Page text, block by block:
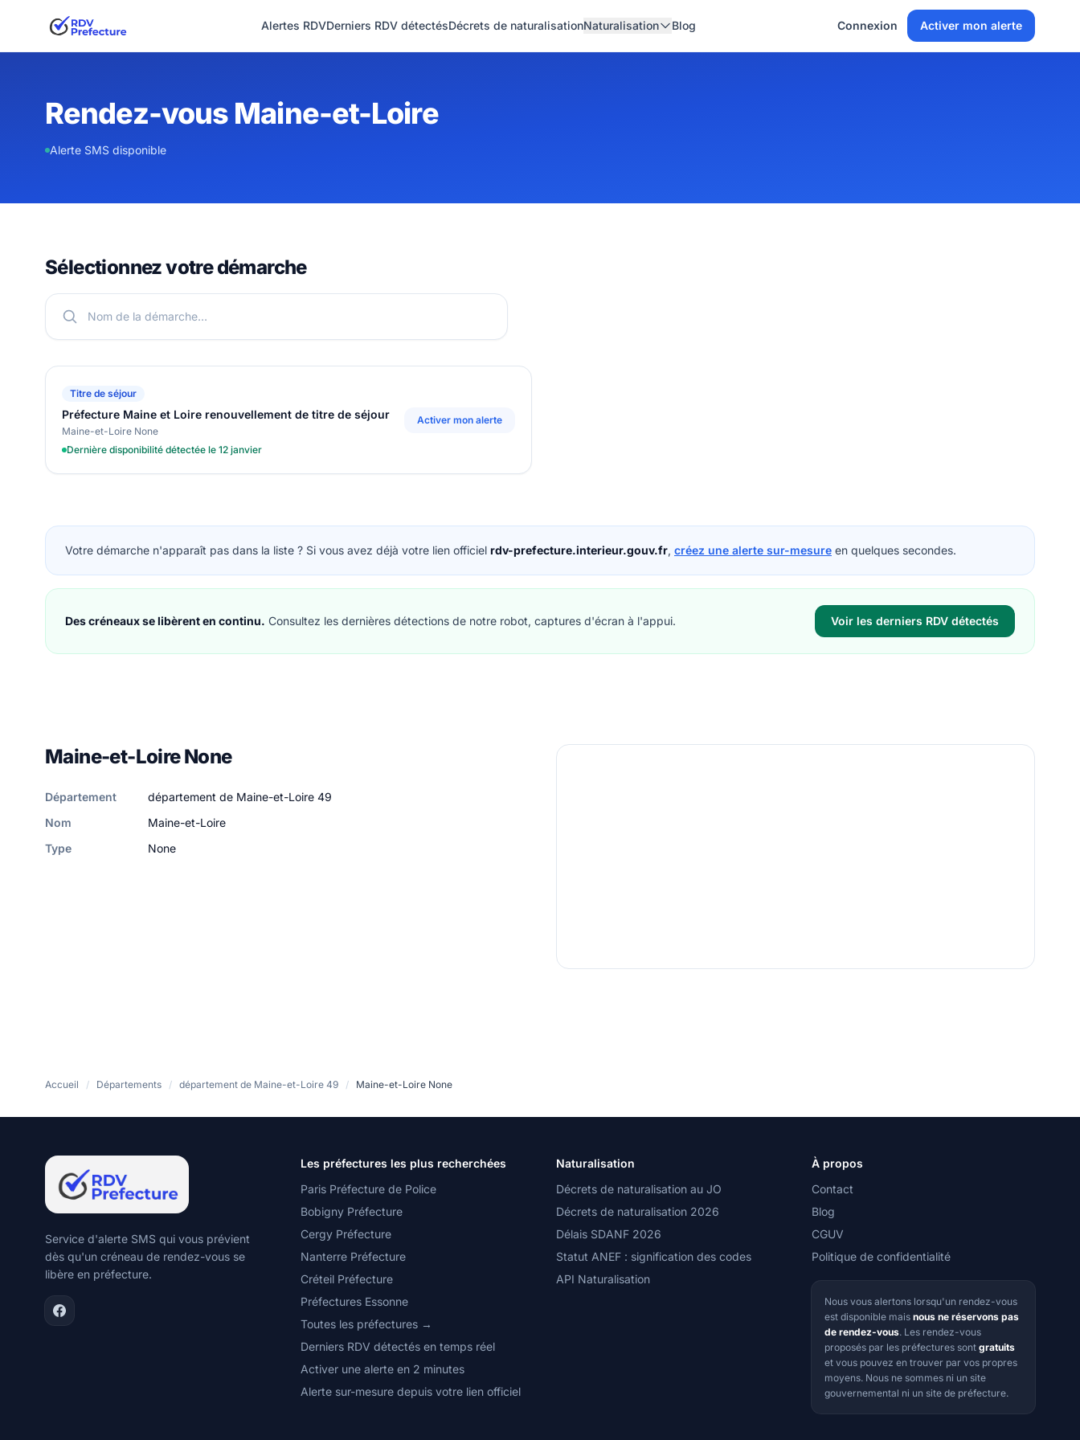
Alertes RDVDerniers RDV détectésDécrets de naturalisationNaturalisation Blog Connexion Activer mon alerte
Rendez-vous Maine-et-Loire
Alerte SMS disponible
Sélectionnez votre démarche
Titre de séjour
Préfecture Maine et Loire renouvellement de titre de séjour
Maine-et-Loire None
Dernière disponibilité détectée le 12 janvier
Activer mon alerte
Votre démarche n'apparaît pas dans la liste ? Si vous avez déjà votre lien officiel rdv-prefecture.interieur.gouv.fr, créez une alerte sur-mesure en quelques secondes.
Des créneaux se libèrent en continu. Consultez les dernières détections de notre robot, captures d'écran à l'appui. Voir les derniers RDV détectés
Maine-et-Loire None
Département
département de Maine-et-Loire 49
Nom
Maine-et-Loire
Type
None
Accueil / Départements / département de Maine-et-Loire 49 / Maine-et-Loire None
Service d'alerte SMS qui vous prévient
dès qu'un créneau de rendez-vous se
libère en préfecture.
Les préfectures les plus recherchées
Paris Préfecture de Police
Bobigny Préfecture
Cergy Préfecture
Nanterre Préfecture
Créteil Préfecture
Préfectures Essonne
Toutes les préfectures →
Derniers RDV détectés en temps réel
Activer une alerte en 2 minutes
Alerte sur-mesure depuis votre lien officiel
Naturalisation
Décrets de naturalisation au JO
Décrets de naturalisation 2026
Délais SDANF 2026
Statut ANEF : signification des codes
API Naturalisation
À propos
Contact
Blog
CGUV
Politique de confidentialité
Nous vous alertons lorsqu'un rendez-vous
est disponible mais nous ne réservons pas
de rendez-vous. Les rendez-vous
proposés par les préfectures sont gratuits
et vous pouvez en trouver par vos propres
moyens. Nous ne sommes ni un site
gouvernemental ni un site de préfecture.